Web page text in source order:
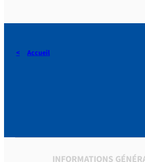
Accueil
INFORMATIONS